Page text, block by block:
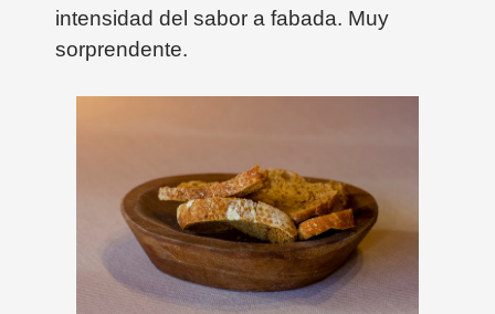
intensidad del sabor a fabada. Muy
sorprendente.